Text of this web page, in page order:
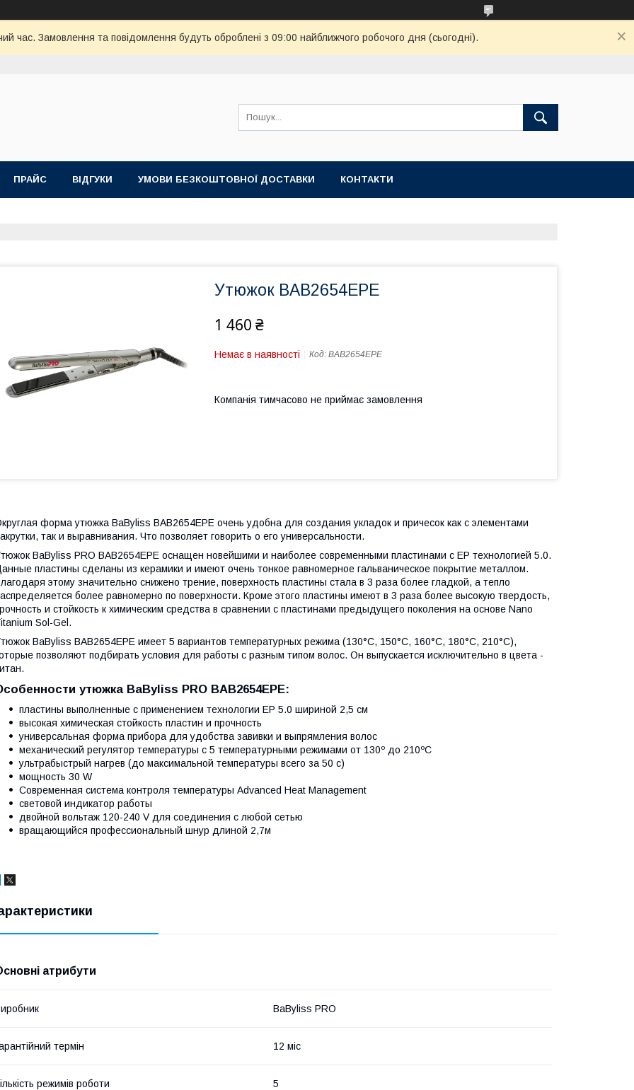
час. Замовлення та повідомлення будуть оброблені з 09:00 найближчого робочого дня (сьогодні).
ПРАЙС ВІДГУКИ УМОВИ БЕЗКОШТОВНОЇ ДОСТАВКИ КОНТАКТИ
Утюжок BAB2654EPE
1 460 ₴
Немає в наявності Код: BAB2654EPE
Компанія тимчасово не приймає замовлення
форма утюжка BaByliss BAB2654EPE очень удобна для создания укладок и причесок как с элементами
так и выравнивания. Что позволяет говорить о его универсальности.
BaByliss PRO BAB2654EPE оснащен новейшими и наиболее современными пластинами с EP технологией 5.0.
пластины сделаны из керамики и имеют очень тонкое равномерное гальваническое покрытие металлом.
этому значительно снижено трение, поверхность пластины стала в 3 раза более гладкой, а тепло
более равномерно по поверхности. Кроме этого пластины имеют в 3 раза более высокую твердость,
и стойкость к химическим средства в сравнении с пластинами предыдущего поколения на основе Nano
Sol-Gel.
BaByliss BAB2654EPE имеет 5 вариантов температурных режима (130°C, 150°C, 160°C, 180°C, 210°C),
позволяют подбирать условия для работы с разным типом волос. Он выпускается исключительно в цвета -
утюжка BaByliss PRO BAB2654EPE:
пластины выполненные с применением технологии EP 5.0 шириной 2,5 см
высокая химическая стойкость пластин и прочность
универсальная форма прибора для удобства завивки и выпрямления волос
механический регулятор температуры с 5 температурными режимами от 130º до 210ºС
ультрабыстрый нагрев (до максимальной температуры всего за 50 с)
мощность 30 W
Современная система контроля температуры Advanced Heat Management
световой индикатор работы
двойной вольтаж 120-240 V для соединения с любой сетью
вращающийся профессиональный шнур длиной 2,7м
атрибути
BaByliss PRO
термін 12 міс
режимів роботи 5